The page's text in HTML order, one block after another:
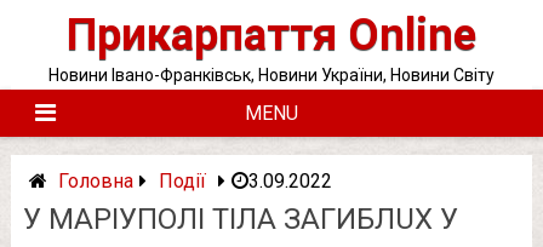
Прикарпаття Online
Новини Івано-Франківськ, Новини України, Новини Світу
MENU
Головна Події 3.09.2022
У МАРІУПОЛІ ТIЛA ЗAГИБЛUХ У